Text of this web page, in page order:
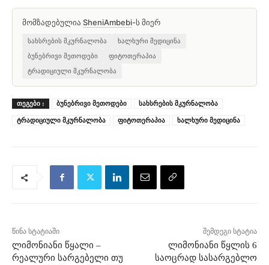
მომზადებულია SheniAmbebi-ს მიერ
სახსრების მკურნალობა
ხალხური მედიცინა
ბუნებრივი მეთოდები
ფიტოთერაპია
ტრადიციული მკურნალობა
ᲗᲔᲒᲔᲑᲘ : ბუნებრივი მეთოდები სახსრების მკურნალობა
ტრადიციული მკურნალობა ფიტოთერაპია ხალხური მედიცინა
წინა სტატიაში
ლიმონიანი წყალი –
რეალური სარგებელი თუ
შემდეგი სტატია
ლიმონიანი წყლის 6
საოცრად სასარგებლო